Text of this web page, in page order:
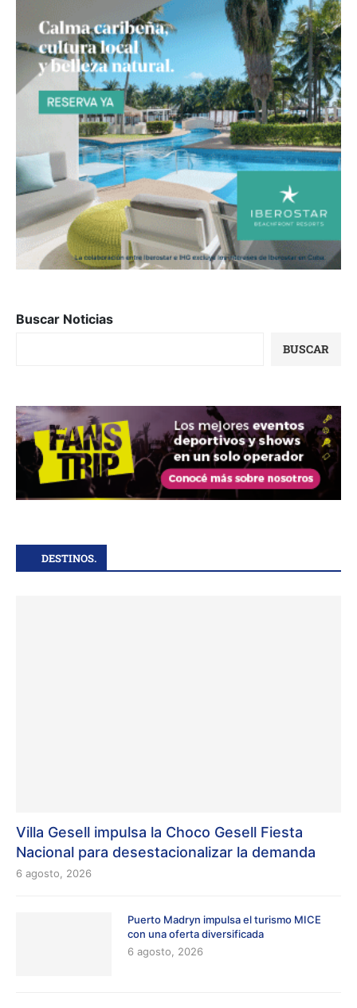
Buscar Noticias
BUSCAR
DESTINOS.
Villa Gesell impulsa la Choco Gesell Fiesta
Nacional para desestacionalizar la demanda
6 agosto, 2026
Puerto Madryn impulsa el turismo MICE
con una oferta diversificada
6 agosto, 2026